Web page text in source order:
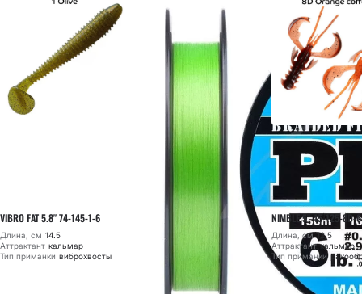
VIBRO FAT 5.8" 74-145-1-6
Длина, см 14.5
Аттрактант кальмар
Тип приманки виброхвосты
NIMBLE 5" 45-125-8D-6
Длина, см 12.5
Аттрактант кальмар
Тип приманки